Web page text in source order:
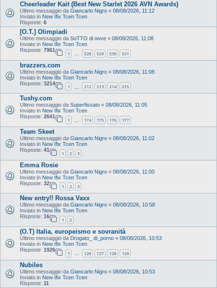
Cheerleader Kait (Best New Starlet 2026 AVN Awards)
Ultimo messaggio da Giancarlo Nigro « 08/08/2026, 11:12
Inviato in New Ifix Tcen Tcen
Risposte: 6
[O.T.] Olimpiadi
Ultimo messaggio da SoTTO di nove « 08/08/2026, 11:08
Inviato in New Ifix Tcen Tcen
Risposte: 7961
1 … 528 529 530 531
brazzers.com
Ultimo messaggio da Giancarlo Nigro « 08/08/2026, 11:08
Inviato in New Ifix Tcen Tcen
Risposte: 3214
1 212 213 214 215
Tushy.com
Ultimo messaggio da Superfissato « 08/08/2026, 11:05
Inviato in New Ifix Tcen Tcen
Risposte: 2641
1 174 175 176 177
Team Skeet
Ultimo messaggio da Giancarlo Nigro « 08/08/2026, 11:02
Inviato in New Ifix Tcen Tcen
Risposte: 41
1 2 3
Emma Rosie
Ultimo messaggio da Giancarlo Nigro « 08/08/2026, 11:00
Inviato in New Ifix Tcen Tcen
Risposte: 32
1 2 3
New entry!! Rossa Vaxx
Ultimo messaggio da Giancarlo Nigro « 08/08/2026, 10:58
Inviato in New Ifix Tcen Tcen
Risposte: 16
1 2
(O.T) Italia, europeismo e sovranità
Ultimo messaggio da Drogato_ di_porno « 08/08/2026, 10:53
Inviato in New Ifix Tcen Tcen
Risposte: 1926
1 … 126 127 128 129
Nubiles
Ultimo messaggio da Giancarlo Nigro « 08/08/2026, 10:53
Inviato in New Ifix Tcen Tcen
Risposte: 11